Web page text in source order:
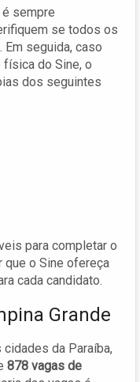
sempre
se todos os
seguida, caso
física do Sine, o
dos seguintes
para completar o
o Sine ofereça
cada candidato.
Grande
cidades da Paraíba,
878 vagas de